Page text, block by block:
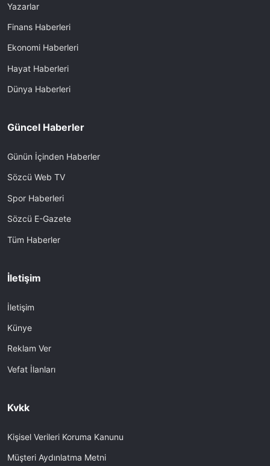
Yazarlar
Finans Haberleri
Ekonomi Haberleri
Hayat Haberleri
Dünya Haberleri
Güncel Haberler
Günün İçinden Haberler
Sözcü Web TV
Spor Haberleri
Sözcü E-Gazete
Tüm Haberler
İletişim
İletişim
Künye
Reklam Ver
Vefat İlanları
Kvkk
Kişisel Verileri Koruma Kanunu
Müşteri Aydınlatma Metni